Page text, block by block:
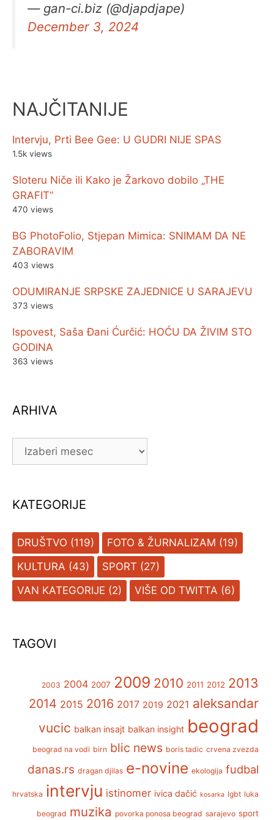
— gan-ci.biz (@djapdjape)
December 3, 2024
NAJČITANIJE
Intervju, Prti Bee Gee: U GUDRI NIJE SPAS
1.5k views
Sloteru Niče ili Kako je Žarkovo dobilo „THE
GRAFIT”
470 views
BG PhotoFolio, Stjepan Mimica: SNIMAM DA NE
ZABORAVIM
403 views
ODUMIRANJE SRPSKE ZAJEDNICE U SARAJEVU
373 views
Ispovest, Saša Đani Ćurčić: HOĆU DA ŽIVIM STO
GODINA
363 views
ARHIVA
ARHIVA
KATEGORIJE
DRUŠTVO (119) FOTO & ŽURNALIZAM (19)
KULTURA (43) SPORT (27)
VAN KATEGORIJE (2) VIŠE OD TWITTA (6)
TAGOVI
2003 2004 2007 2009 2010 2011 2012 2013
2014 2015 2016 2017 2019 2021 aleksandar
vucic balkan insajt balkan insight beograd
beograd na vodi birn blic news boris tadic crvena zvezda
danas.rs dragan djilas e-novine ekologija fudbal
hrvatska intervju istinomer ivica dačić kosarka lgbt luka
beograd muzika povorka ponosa beograd sarajevo sport